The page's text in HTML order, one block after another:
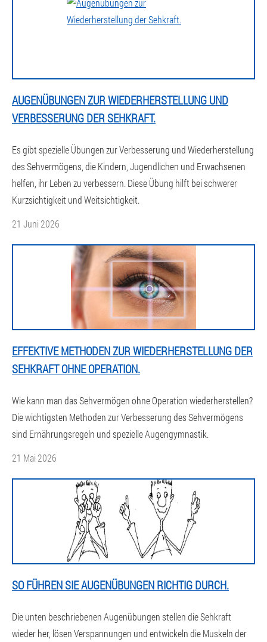
AUGENÜBUNGEN ZUR WIEDERHERSTELLUNG UND
VERBESSERUNG DER SEHKRAFT.
Es gibt spezielle Übungen zur Verbesserung und Wiederherstellung
des Sehvermögens, die Kindern, Jugendlichen und Erwachsenen
helfen, ihr Leben zu verbessern. Diese Übung hilft bei schwerer
Kurzsichtigkeit und Weitsichtigkeit.
21 Juni 2026
EFFEKTIVE METHODEN ZUR WIEDERHERSTELLUNG DER
SEHKRAFT OHNE OPERATION.
Wie kann man das Sehvermögen ohne Operation wiederherstellen?
Die wichtigsten Methoden zur Verbesserung des Sehvermögens
sind Ernährungsregeln und spezielle Augengymnastik.
21 Mai 2026
SO FÜHREN SIE AUGENÜBUNGEN RICHTIG DURCH.
Die unten beschriebenen Augenübungen stellen die Sehkraft
wieder her, lösen Verspannungen und entwickeln die Muskeln der